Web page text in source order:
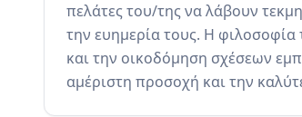
πελάτες του/της να λάβουν
την ευημερία τους. Η
και την οικοδόμηση σχέσεων
αμέριστη προσοχή και την